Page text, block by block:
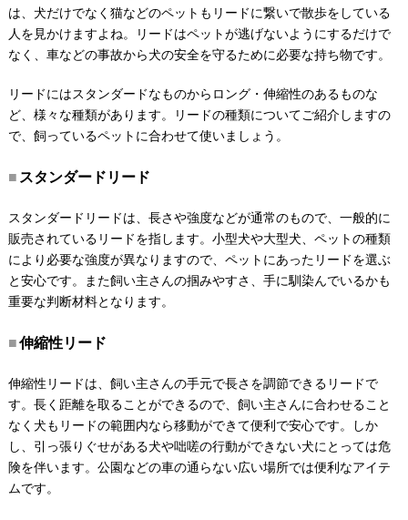
は、犬だけでなく猫などのペットもリードに繋いで散歩をしている
人を見かけますよね。リードはペットが逃げないようにするだけで
なく、車などの事故から犬の安全を守るために必要な持ち物です。
リードにはスタンダードなものからロング・伸縮性のあるものな
ど、様々な種類があります。リードの種類についてご紹介しますの
で、飼っているペットに合わせて使いましょう。
スタンダードリード
スタンダードリードは、長さや強度などが通常のもので、一般的に
販売されているリードを指します。小型犬や大型犬、ペットの種類
により必要な強度が異なりますので、ペットにあったリードを選ぶ
と安心です。また飼い主さんの掴みやすさ、手に馴染んでいるかも
重要な判断材料となります。
伸縮性リード
伸縮性リードは、飼い主さんの手元で長さを調節できるリードで
す。長く距離を取ることができるので、飼い主さんに合わせること
なく犬もリードの範囲内なら移動ができて便利で安心です。しか
し、引っ張りぐせがある犬や咄嗟の行動ができない犬にとっては危
険を伴います。公園などの車の通らない広い場所では便利なアイテ
ムです。